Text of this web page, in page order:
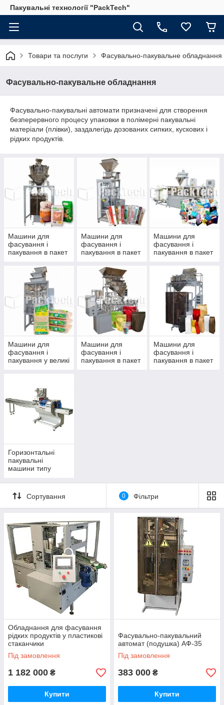
Пакувальні технології "PackTech"
Товари та послуги Фасувально-пакувальне обладнання
Фасувально-пакувальне обладнання
Фасувально-пакувальні автомати призначені для створення
безперервного процесу упаковки в полімерні пакувальні
матеріали (плівки), заздалегідь дозованих сипких, кускових і
рідких продуктів.
Машини для
фасування і
пакування в пакет
Машини для
фасування і
пакування в пакет
Машини для
фасування і
пакування в пакет
Машини для
фасування і
пакування у великі
Машини для
фасування і
пакування в пакет
Машини для
фасування і
пакування в пакет
Горизонтальні
пакувальні
машини типу
Сортування 0 Фільтри
Обладнання для фасування
рідких продуктів у пластикові
стаканчики
Під замовлення
1 182 000 ₴
Купити
Фасувально-пакувальний
автомат (подушка) АФ-35
Під замовлення
383 000 ₴
Купити